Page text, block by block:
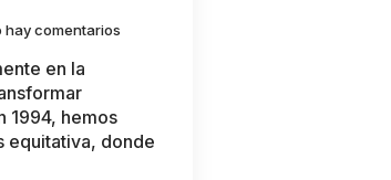
hay comentarios
en la
1994, hemos
equitativa, donde